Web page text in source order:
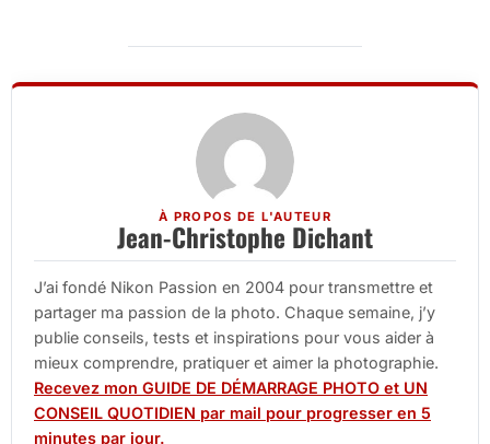
À PROPOS DE L'AUTEUR
Jean-Christophe Dichant
J’ai fondé Nikon Passion en 2004 pour transmettre et
partager ma passion de la photo. Chaque semaine, j’y
publie conseils, tests et inspirations pour vous aider à
mieux comprendre, pratiquer et aimer la photographie.
Recevez mon GUIDE DE DÉMARRAGE PHOTO et UN
CONSEIL QUOTIDIEN par mail pour progresser en 5
minutes par jour.